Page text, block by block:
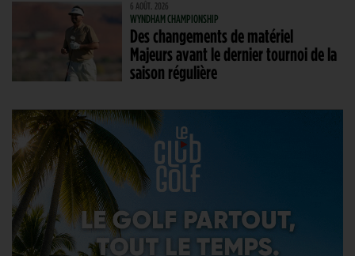
6 AOÛT. 2026
WYNDHAM CHAMPIONSHIP
Des changements de matériel
Majeurs avant le dernier tournoi de la
saison régulière